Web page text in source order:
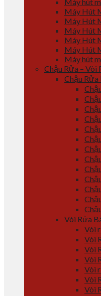
Máy Hút
Máy Hút
Máy Hút
Máy Hút
Máy Hút
Máy hút
Chậu Rửa – Vòi
Chậu Rửa
Vòi Rửa
Vòi
Vòi
Vòi
Vòi
Vòi
Vòi
Vòi